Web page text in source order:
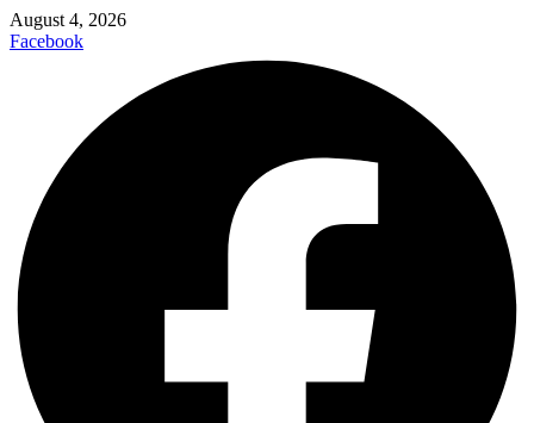
August 4, 2026
Facebook